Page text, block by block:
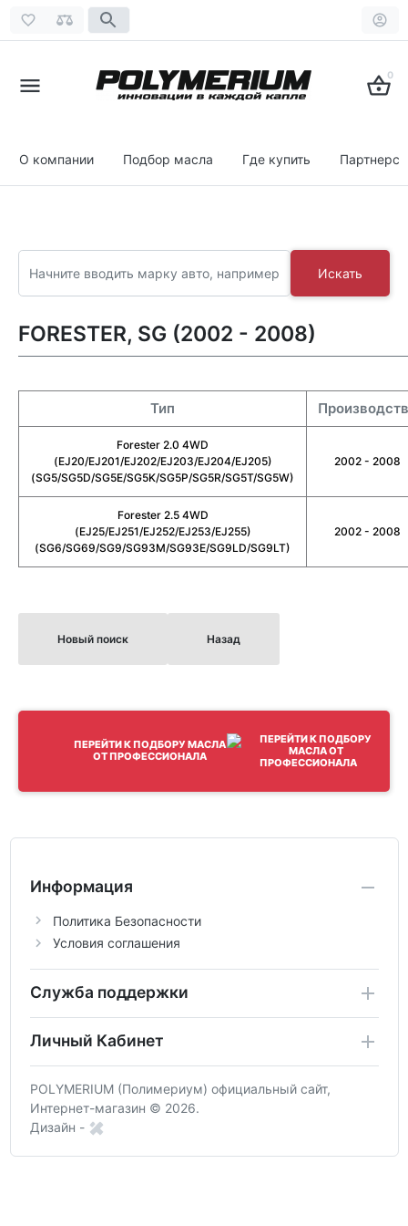
0
О компании Подбор масла Где купить
Искать
FORESTER, SG (2002 - 2008)
Тип
Forester 2.0 4WD
(EJ20/EJ201/EJ202/EJ203/EJ204/EJ205)
(SG5/SG5D/SG5E/SG5K/SG5P/SG5R/SG5T/SG5W)
2002 - 2008
Forester 2.5 4WD
(EJ25/EJ251/EJ252/EJ253/EJ255)
(SG6/SG69/SG9/SG93M/SG93E/SG9LD/SG9LT)
2002 - 2008
Новый поиск Назад
ПЕРЕЙТИ К ПОДБОРУ МАСЛА
ОТ ПРОФЕССИОНАЛА
Информация
Политика Безопасности
Условия соглашения
Служба поддержки
Личный Кабинет
POLYMERIUM (Полимериум) официальный сайт,
Интернет-магазин © 2026.
Дизайн -